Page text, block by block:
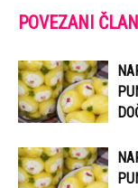
POVEZANI